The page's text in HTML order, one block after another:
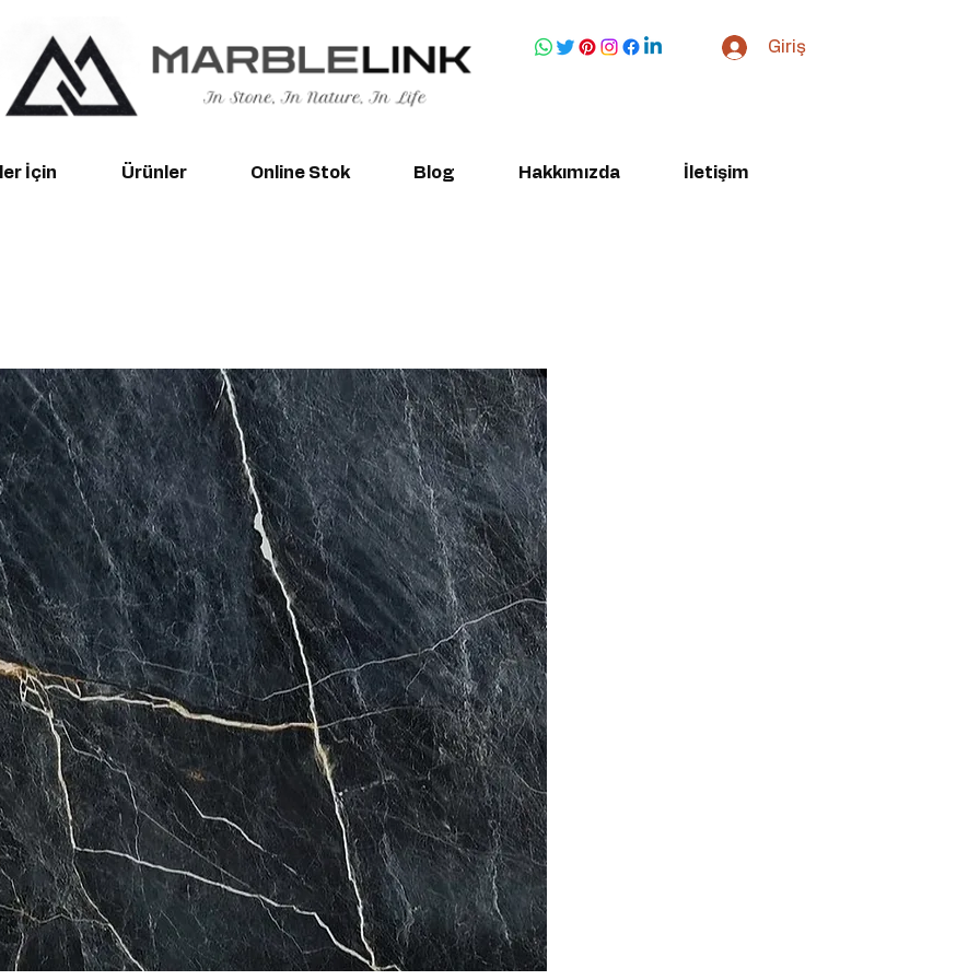
Giriş
İçin Ürünler Online Stok Blog Hakkımızda İletişim